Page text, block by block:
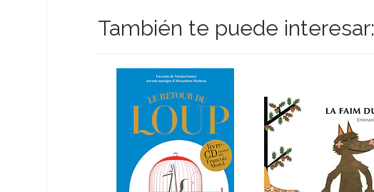
También te puede interesar: